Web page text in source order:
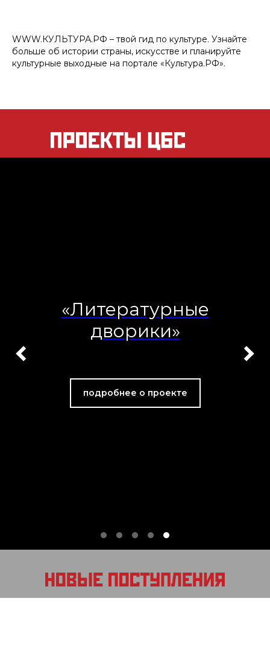
WWW.КУЛЬТУРА.РФ – твой гид по культуре. Узнайте
больше об истории страны, искусстве и планируйте
культурные выходные на портале «Культура.РФ».
«Литературные
дворики»
подробнее о проекте